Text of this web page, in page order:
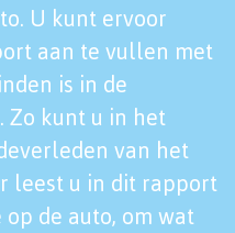
U kunt ervoor
aan te vullen met
is in de
Zo kunt u in het
van het
leest u in dit rapport
de auto, om wat